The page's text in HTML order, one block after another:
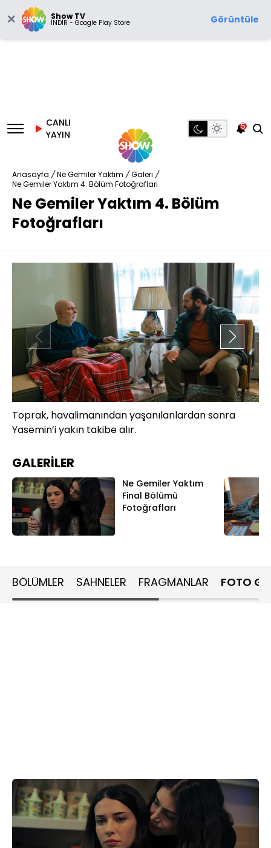
Show TV
İNDİR - Google Play Store Görüntüle
CANLI
YAYIN
5
Anasayfa / Ne Gemiler Yaktım / Galeri /
Ne Gemiler Yaktım 4. Bölüm Fotoğrafları
Ne Gemiler Yaktım 4. Bölüm
Fotoğrafları
Toprak, havalimanından yaşanılanlardan sonra
Yasemin’i yakın takibe alır.
GALERİLER
Ne Gemiler Yaktım
Final Bölümü
Fotoğrafları
BÖLÜMLER SAHNELER FRAGMANLAR FOTO